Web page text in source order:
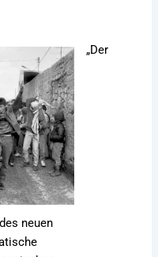
neuen
„Der